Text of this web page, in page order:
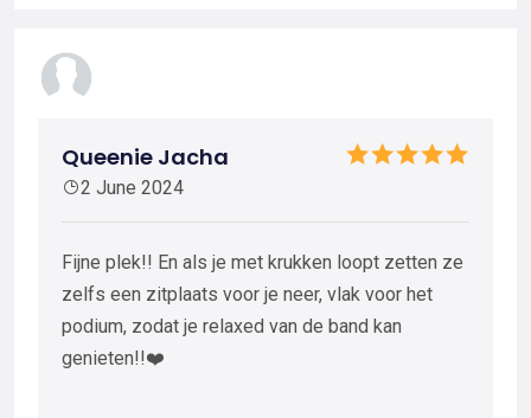
Queenie Jacha
2 June 2024
Fijne plek!! En als je met krukken loopt zetten ze
zelfs een zitplaats voor je neer, vlak voor het
podium, zodat je relaxed van de band kan
genieten!!❤️